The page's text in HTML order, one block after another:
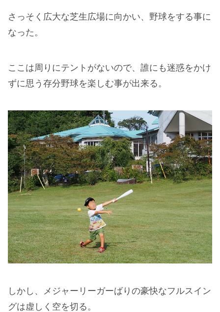
さっそく広大な芝生広場に向かい、野球をする事に
なった。
ここは周りにテントがないので、誰にも迷惑をかけ
ずに思う存分野球を楽しむ事が出来る。
しかし、メジャーリーガーばりの豪快なフルスイン
グは虚しく空を切る。